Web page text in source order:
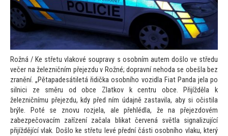
Rožná / Ke střetu vlakové soupravy s osobním autem došlo ve středu
večer na železničním přejezdu v Rožné; dopravní nehoda se obešla bez
zranění. „Pětapadesátiletá řidička osobního vozidla Fiat Panda jela po
silnici ze směru od obce Zlatkov k centru obce. Přijížděla k
železničnímu přejezdu, kdy před ním údajně zastavila, aby si očistila
brýle. Poté se znovu rozjela, ale přehlédla, že na přejezdovém
zabezpečovacím zařízení začala blikat červená světla signalizující
přijíždějící vlak. Došlo ke střetu levé přední části osobního vlaku, který